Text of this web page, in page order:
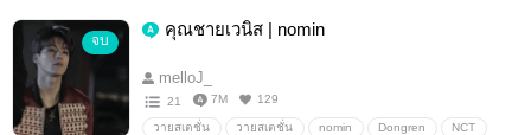
จบ
คุณชายเวนิส | nomin
melloJ_
21 7M 129
วายสเตชั่น วายสเตชั่น nomin Dongren NCT